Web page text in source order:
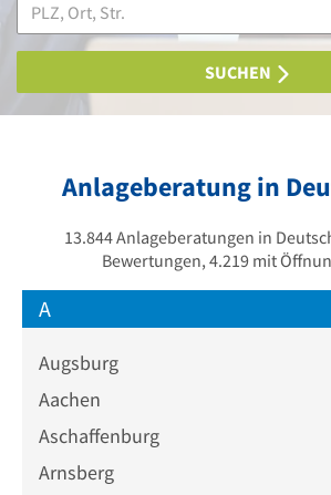
SUCHEN
Anlageberatung in
13.844 Anlageberatungen in
Bewertungen, 4.219 mit
A
Augsburg
Aachen
Aschaffenburg
Arnsberg